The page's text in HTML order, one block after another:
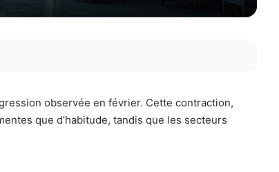
observée en février. Cette contraction,
que d’habitude, tandis que les secteurs